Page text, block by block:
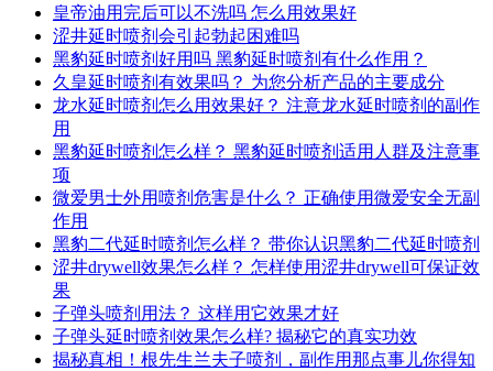
皇帝油用完后可以不洗吗 怎么用效果好
涩井延时喷剂会引起勃起困难吗
黑豹延时喷剂好用吗 黑豹延时喷剂有什么作用？
久皇延时喷剂有效果吗？ 为您分析产品的主要成分
龙水延时喷剂怎么用效果好？ 注意龙水延时喷剂的副作
用
黑豹延时喷剂怎么样？ 黑豹延时喷剂适用人群及注意事
项
微爱男士外用喷剂危害是什么？ 正确使用微爱安全无副
作用
黑豹二代延时喷剂怎么样？ 带你认识黑豹二代延时喷剂
涩井drywell效果怎么样？ 怎样使用涩井drywell可保证效
果
子弹头喷剂用法？ 这样用它效果才好
子弹头延时喷剂效果怎么样? 揭秘它的真实功效
揭秘真相！根先生兰夫子喷剂，副作用那点事儿你得知